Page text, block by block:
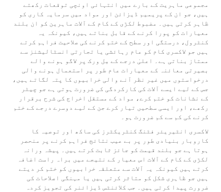
مجموعی ماہریت کے بارے میں انتہائی اونچی توقعات رکھتے
ہیں، جو ان کے پریمیم ڈیزائن اور مواد میں سرمایہ کاری کو
ظاہر کرتی ہیں۔ مضبوط لکڑی کے کام کے آلات ماہرین کو ان بلند
معیارات کو پورا کرنے کے قابل بناتے ہیں، کیونکہ یہ
کنٹرول، درستگی اور سطح کے ختم کرنے کی صلاحیت فراہم کرتے
ہیں جو لاکسری کام کو عام رہائشی یا تجارتی انسٹالیشنز سے
ممتاز بناتی ہے۔ اعلیٰ درجے کے مِل ورک پر لاگو ہونے والے
بصیرتی معائنہ کے معیارات عام طور پر استعمال ہونے والی
درخواستوں میں غیر نظر آنے والی خرابیوں کا پتہ لگاتے ہیں،
جس کے لیے ایسے آلات کی کارکردگی کی ضرورت ہوتی ہے جو چیٹر
کے نشانات کو ختم کرے، مواد کے مستقل اخراج کی شرح برقرار
رکھے، اور ایسی سطحیں تیار کرے جن کے لیے دوسرے درجے کے ختم
کرنے کی کم سے کم ضرورت ہو۔
لاکسری انٹیریئر فٹنگ کنٹریکٹرز کی ساکھ اور توصیہ کا
کاروبار بنیادی طور پر بے عیب نتائج فراہم کرنے پر منحصر
ہوتا ہے جو بلند قیمت کو جائز ثابت کرتے ہیں۔ پیشہ ورانہ
لکڑی کے کام کے آلات اس معیار کے نتیجے میں براہ راست اضافہ
کرتے ہیں کیونکہ یہ آلات سے متعلقہ خرابیوں کو ختم کر دیتے
ہیں جو ظاہری شکل کو متاثر کرتی ہیں یا مہنگی اصلاحات کی
ضرورت پیدا کرتی ہیں۔ جب کلائنٹس ڈیزائنر کی تجویز کردہ